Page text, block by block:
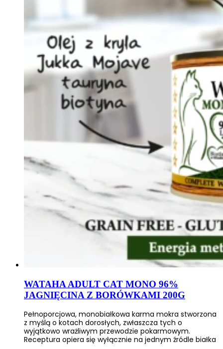
WATAHA ADULT CAT MONO 96%
JAGNIĘCINA Z BORÓWKAMI 200G
Pełnoporcjowa, monobiałkowa karma mokra stworzona
z myślą o kotach dorosłych, zwłaszcza tych o
wyjątkowo wrażliwym przewodzie pokarmowym.
Receptura opiera się wyłącznie na jednym źródle białka